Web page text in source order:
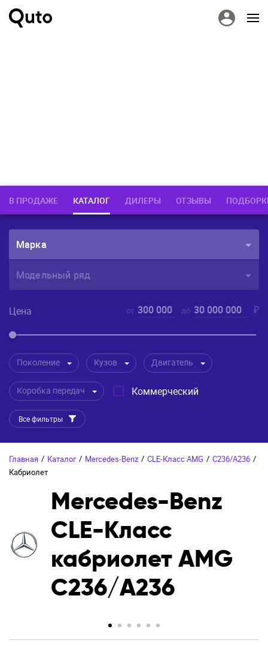
В ПРОДАЖЕ КАТАЛОГ ДИЛЕРЫ ОТЗЫВЫ
Марка
Модельный ряд
Цена от 300 000 до 30 000 000 ₽
Поколение Кузов Двигатель
Коробка передач Коммерческий
Все фильтры
Главная / Каталог / Mercedes-Benz / CLE-Класс AMG / C236/A236 /
Кабриолет
Mercedes-Benz
CLE-Класс
кабриолет AMG
C236/A236